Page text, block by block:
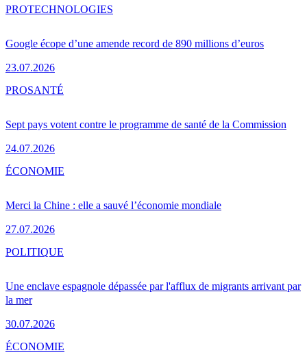
Google écope d’une amende record de 890 millions d’euros
23.07.2026
PROTECHNOLOGIES
Sept pays votent contre le programme de santé de la Commission
24.07.2026
PROSANTÉ
Merci la Chine : elle a sauvé l’économie mondiale
27.07.2026
ÉCONOMIE
Une enclave espagnole dépassée par l'afflux de migrants arrivant par
la mer
30.07.2026
POLITIQUE
ÉCONOMIE